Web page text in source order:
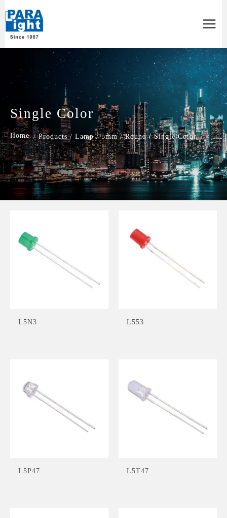
Menu
Single Color
/ Products / Lamp / 5mm / Round / Single Color
L5N3 L553
L5P47 L5T47